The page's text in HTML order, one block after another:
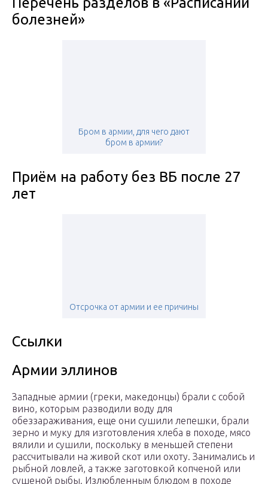
болезней»
Бром в армии, для чего дают
бром в армии?
Приём на работу без ВБ после 27
лет
Отсрочка от армии и ее причины
Ссылки
Армии эллинов
Западные армии (греки, македонцы) брали с собой
вино, которым разводили воду для
обеззараживания, еще они сушили лепешки, брали
зерно и муку для изготовления хлеба в походе, мясо
вялили и сушили, поскольку в меньшей степени
рассчитывали на живой скот или охоту. Занимались и
рыбной ловлей, а также заготовкой копченой или
сушеной рыбы. Излюбленным блюдом в походе